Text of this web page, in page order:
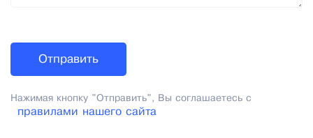
Нажимая кнопку "Отправить", Вы соглашаетесь с
правилами нашего сайта